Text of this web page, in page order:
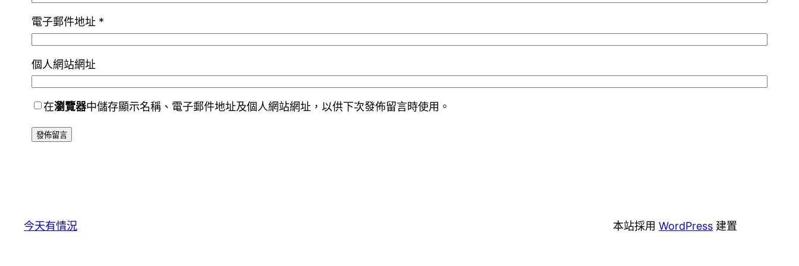
電子郵件地址 *
個人網站網址
在瀏覽器中儲存顯示名稱、電子郵件地址及個人網站網址，以供下次發佈留言時使用。
今天有情況 本站採用 WordPress 建置